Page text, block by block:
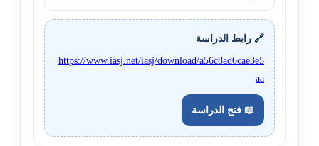
🔗 رابط الدراسة
https://www.iasj.net/iasj/download/a56c8ad6cae3e5
aa
📖 فتح الدراسة